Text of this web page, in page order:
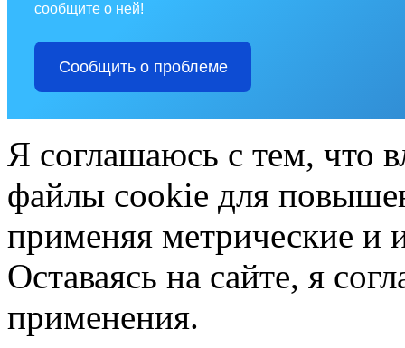
сообщите о ней!
Сообщить о проблеме
Я соглашаюсь с тем, что
файлы cookie для
применяя метрические и
Оставаясь на сайте, я
применения.